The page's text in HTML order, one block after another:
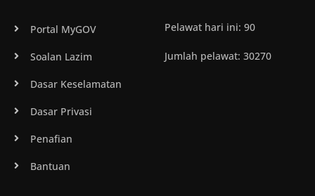
Portal MyGOV
Soalan Lazim
Dasar Keselamatan
Dasar Privasi
Penafian
Bantuan
Pelawat hari ini: 90
Jumlah pelawat: 30270